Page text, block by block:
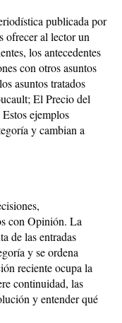
publicada por
ofrecer al lector un
los antecedentes
con otros asuntos
asuntos tratados
El Precio del
ejemplos
y cambian a
con Opinión. La
de las entradas
y se ordena
reciente ocupa la
continuidad, las
y entender qué